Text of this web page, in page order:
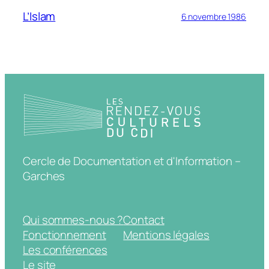
L’Islam 6 novembre 1986
Cercle de Documentation et d'Information –
Garches
Qui sommes-nous ?
Fonctionnement
Les conférences
Le site
Contact
Mentions légales